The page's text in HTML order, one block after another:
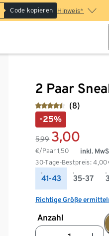
Code kopieren Hinweis*
2 Paar
(8)
-25%
5,99 3,00
€/Paar1,50
30-Tage-Bestpreis: 4,00
inkl.
41-43 35-37
Richtige Größe
Anzahl